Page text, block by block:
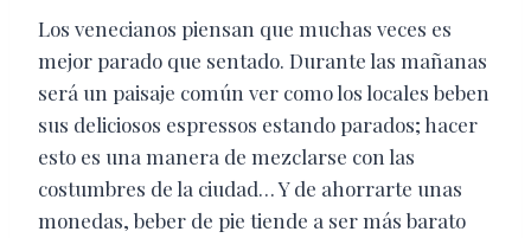
Los venecianos piensan que muchas veces es
mejor parado que sentado. Durante las mañanas
será un paisaje común ver como los locales beben
sus deliciosos espressos estando parados; hacer
esto es una manera de mezclarse con las
costumbres de la ciudad… Y de ahorrarte unas
monedas, beber de pie tiende a ser más barato